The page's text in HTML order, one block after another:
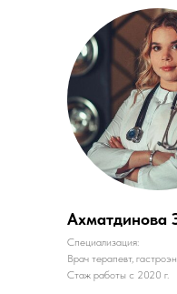
Ахматдинова
Специализация:
Врач терапевт,
Стаж работы с 2020 г.